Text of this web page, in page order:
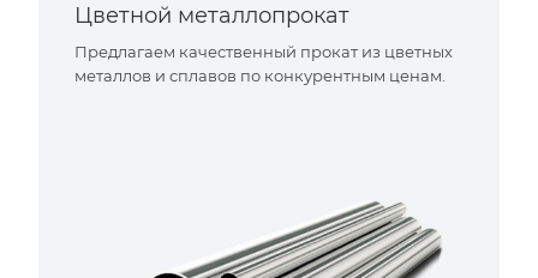
Цветной металлопрокат
Предлагаем качественный прокат из цветных
металлов и сплавов по конкурентным ценам.